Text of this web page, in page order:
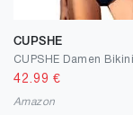
CUPSHE
42.99 €
Amazon